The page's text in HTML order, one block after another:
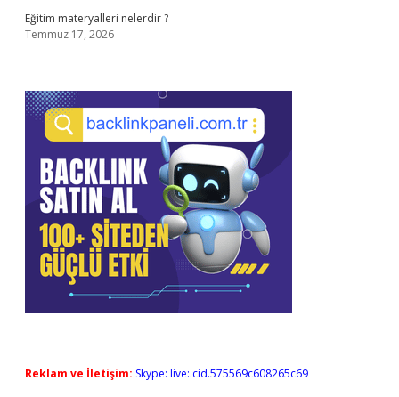
Eğitim materyalleri nelerdir ?
Temmuz 17, 2026
Reklam ve İletişim: Skype: live:.cid.575569c608265c69